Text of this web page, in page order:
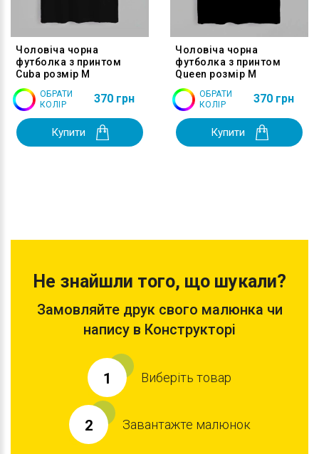
Чоловіча чорна
футболка з принтом
Cuba розмір M
ОБРАТИ
КОЛІР
370 грн
Купити
Чоловіча чорна
футболка з принтом
Queen розмір M
ОБРАТИ
КОЛІР
370 грн
Купити
Не знайшли того, що шукали?
Замовляйте друк свого малюнка чи
напису в Конструкторі
1 Виберіть товар
2 Завантажте малюнок